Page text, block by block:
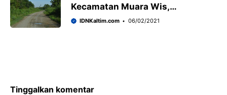
Kecamatan Muara Wis,
Kabupaten Kutai Kartanegara
IDNKaltim.com 06/02/2021
Tinggalkan komentar